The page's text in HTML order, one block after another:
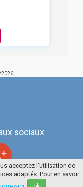
2026
sociaux
acceptez l'utilisation de
adaptés. Pour en savoir